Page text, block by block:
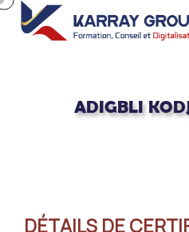
ADIGBLI
DÉTAILS DE